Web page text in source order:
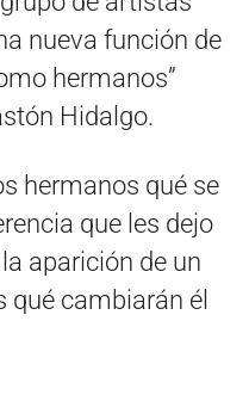
nueva función de
hermanos”
Hidalgo.
hermanos qué se
que les dejo
aparición de un
qué cambiarán él